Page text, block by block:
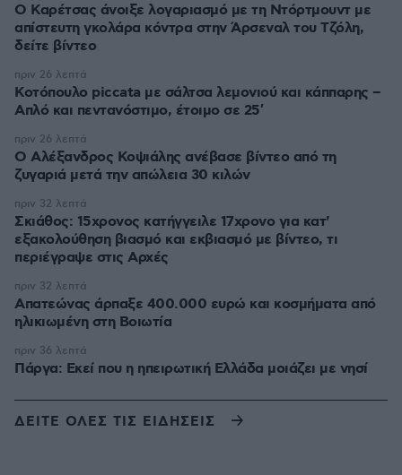
Ο Καρέτσας άνοιξε λογαριασμό με τη Ντόρτμουντ με
απίστευτη γκολάρα κόντρα στην Άρσεναλ του Τζόλη,
δείτε βίντεο
Κοτόπουλο piccata με σάλτσα λεμονιού και κάππαρης –
Απλό και πεντανόστιμο, έτοιμο σε 25′
πριν 26 λεπτά
Ο Αλέξανδρος Κοψιάλης ανέβασε βίντεο από τη
ζυγαριά μετά την απώλεια 30 κιλών
πριν 26 λεπτά
Σκιάθος: 15χρονος κατήγγειλε 17χρονο για κατ'
εξακολούθηση βιασμό και εκβιασμό με βίντεο, τι
περιέγραψε στις Αρχές
πριν 32 λεπτά
Απατεώνας άρπαξε 400.000 ευρώ και κοσμήματα από
ηλικιωμένη στη Βοιωτία
πριν 32 λεπτά
Πάργα: Εκεί που η ηπειρωτική Ελλάδα μοιάζει με νησί
πριν 36 λεπτά
ΔΕΙΤΕ ΟΛΕΣ ΤΙΣ ΕΙΔΗΣΕΙΣ